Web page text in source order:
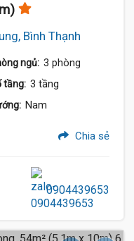
Bình Thạnh
ngủ: 3 phòng
tầng: 3 tầng
Nam
Chia sẻ
0904439653